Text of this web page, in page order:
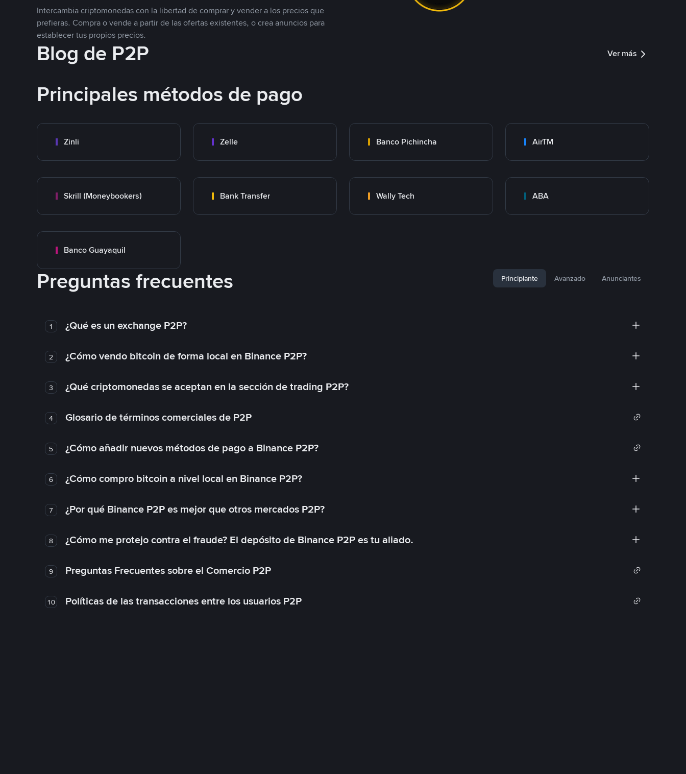
Intercambia criptomonedas con la libertad de comprar y vender a los precios que
prefieras. Compra o vende a partir de las ofertas existentes, o crea anuncios para
establecer tus propios precios.
Blog de P2P Ver más
Principales métodos de pago
Zinli Zelle Banco Pichincha AirTM
Skrill (Moneybookers) Bank Transfer Wally Tech ABA
Banco Guayaquil
Preguntas frecuentes Principiante Avanzado Anunciantes
1 ¿Qué es un exchange P2P?
2 ¿Cómo vendo bitcoin de forma local en Binance P2P?
3 ¿Qué criptomonedas se aceptan en la sección de trading P2P?
4 Glosario de términos comerciales de P2P
5 ¿Cómo añadir nuevos métodos de pago a Binance P2P?
6 ¿Cómo compro bitcoin a nivel local en Binance P2P?
7 ¿Por qué Binance P2P es mejor que otros mercados P2P?
8 ¿Cómo me protejo contra el fraude? El depósito de Binance P2P es tu aliado.
9 Preguntas Frecuentes sobre el Comercio P2P
10 Políticas de las transacciones entre los usuarios P2P